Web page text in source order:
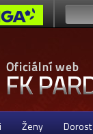
Ženy Dorost